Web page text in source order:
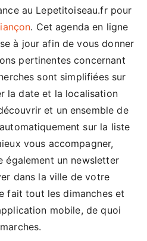
au Lepetitoiseau.fr pour
. Cet agenda en ligne
à jour afin de vous donner
pertinentes concernant
sont simplifiées sur
la date et la localisation
et un ensemble de
sur la liste
vous accompagner,
également un newsletter
dans la ville de votre
fait tout les dimanches et
mobile, de quoi